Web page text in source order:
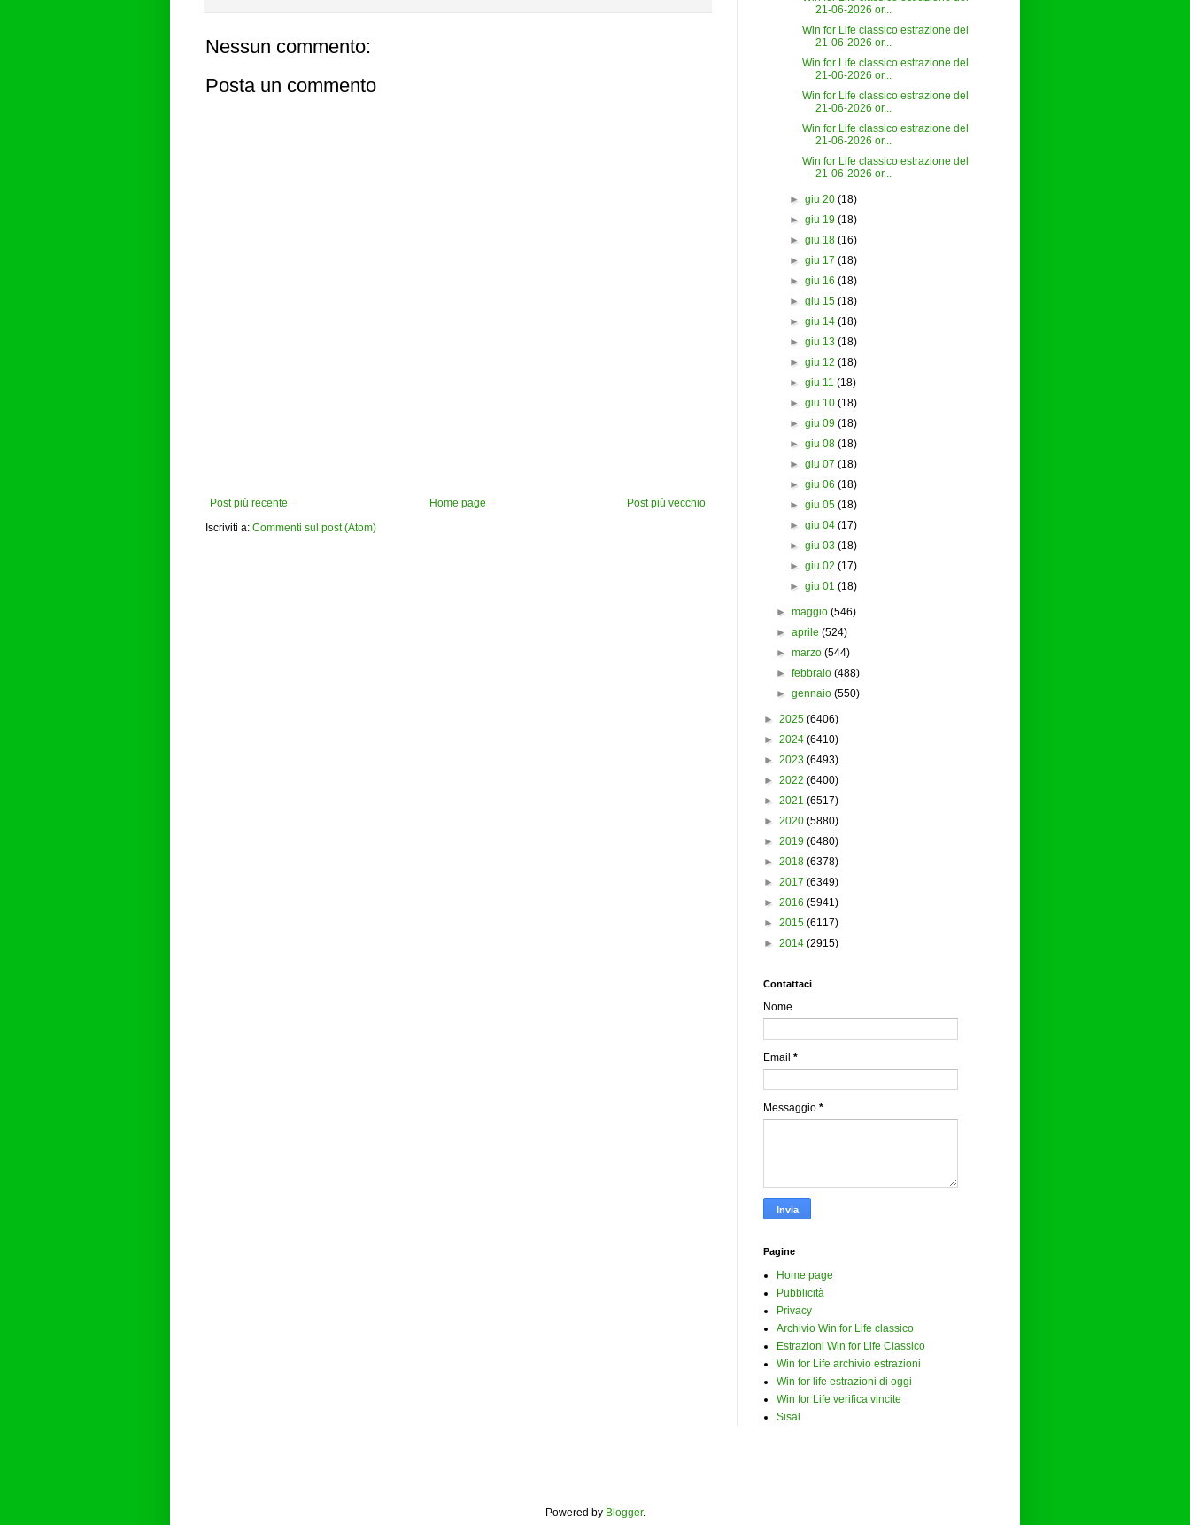
Nessun commento:
Posta un commento
Post più recente Post più vecchio
Home page
Iscriviti a: Commenti sul post (Atom)
21-06-2026 or...
Win for Life classico estrazione del
21-06-2026 or...
Win for Life classico estrazione del
21-06-2026 or...
Win for Life classico estrazione del
21-06-2026 or...
Win for Life classico estrazione del
21-06-2026 or...
Win for Life classico estrazione del
21-06-2026 or...
► giu 20 (18)
► giu 19 (18)
► giu 18 (16)
► giu 17 (18)
► giu 16 (18)
► giu 15 (18)
► giu 14 (18)
► giu 13 (18)
► giu 12 (18)
► giu 11 (18)
► giu 10 (18)
► giu 09 (18)
► giu 08 (18)
► giu 07 (18)
► giu 06 (18)
► giu 05 (18)
► giu 04 (17)
► giu 03 (18)
► giu 02 (17)
► giu 01 (18)
►maggio (546)
►aprile (524)
►marzo (544)
►febbraio (488)
►gennaio (550)
► 2025 (6406)
► 2024 (6410)
► 2023 (6493)
► 2022 (6400)
► 2021 (6517)
► 2020 (5880)
► 2019 (6480)
► 2018 (6378)
► 2017 (6349)
► 2016 (5941)
► 2015 (6117)
► 2014 (2915)
Contattaci
Nome
Email *
Messaggio *
Pagine
Home page
Pubblicità
Privacy
Archivio Win for Life classico
Estrazioni Win for Life Classico
Win for Life archivio estrazioni
Win for life estrazioni di oggi
Win for Life verifica vincite
Sisal
Powered by Blogger.